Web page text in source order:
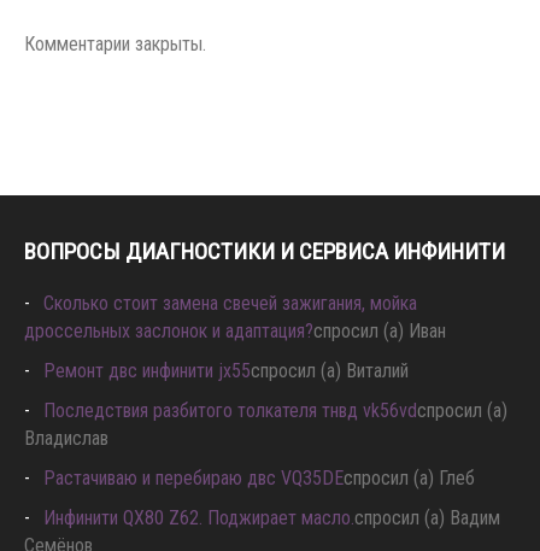
Комментарии закрыты.
ВОПРОСЫ ДИАГНОСТИКИ И СЕРВИСА ИНФИНИТИ
Сколько стоит замена свечей зажигания, мойка
дроссельных заслонок и адаптация?спросил (а) Иван
Ремонт двс инфинити jx55спросил (а) Виталий
Последствия разбитого толкателя тнвд vk56vdспросил (а)
Владислав
Растачиваю и перебираю двс VQ35DEспросил (а) Глеб
Инфинити QX80 Z62. Поджирает масло.спросил (а) Вадим
Семёнов